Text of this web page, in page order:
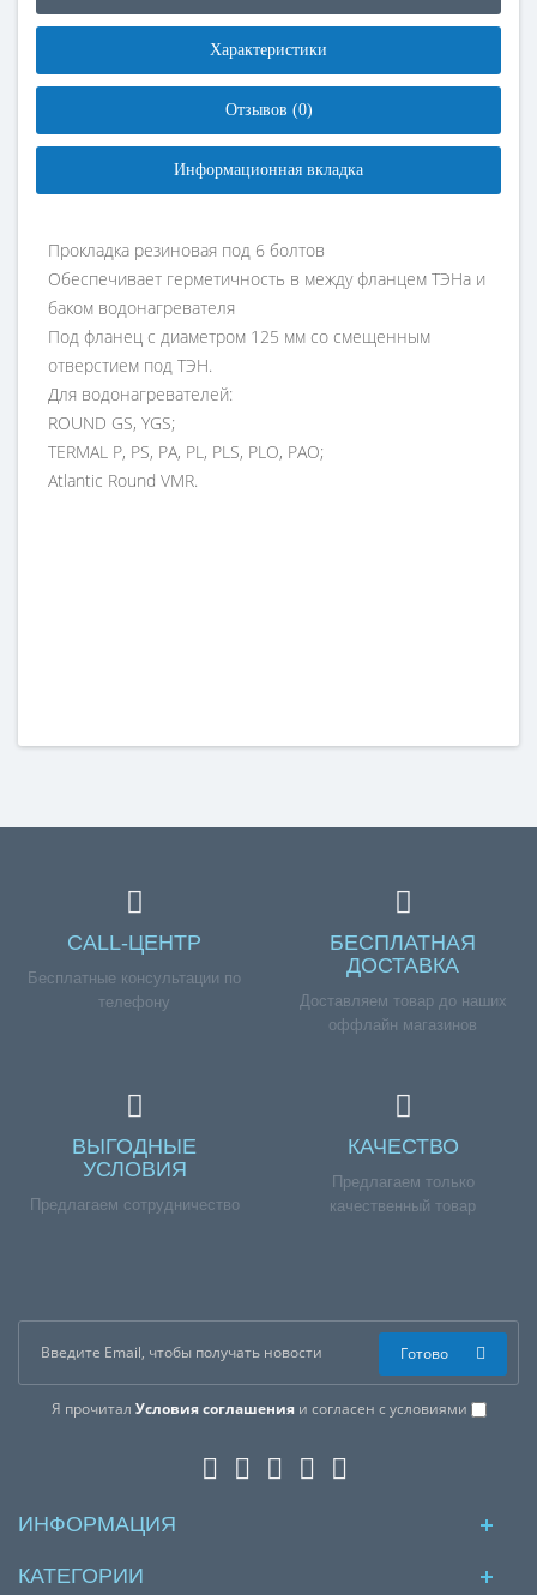
Характеристики
Отзывов (0)
Информационная вкладка
Прокладка резиновая под 6 болтов
Обеспечивает герметичность в между фланцем ТЭНа и
баком водонагревателя
Под фланец с диаметром 125 мм со смещенным
отверстием под ТЭН.
Для водонагревателей:
ROUND GS, YGS;
TERMAL P, PS, PA, PL, PLS, PLO, PAO;
Atlantic Round VMR.
CALL-ЦЕНТР
Бесплатные консультации по
телефону
БЕСПЛАТНАЯ
ДОСТАВКА
Доставляем товар до наших
оффлайн магазинов
ВЫГОДНЫЕ
УСЛОВИЯ
Предлагаем сотрудничество
КАЧЕСТВО
Предлагаем только
качественный товар
Я прочитал Условия соглашенияи согласен с условиями
Готово
ИНФОРМАЦИЯ
КАТЕГОРИИ